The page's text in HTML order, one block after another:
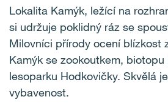
Lokalita Kamýk, ležící na
si udržuje poklidný ráz se
Milovníci přírody ocení blízkost
Kamýk se zookoutkem,
lesoparku Hodkovičky. Skvělá
vybavenost.